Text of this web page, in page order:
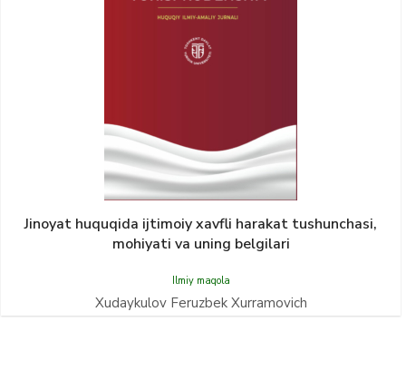
Jinoyat huquqida ijtimoiy xavfli harakat tushunchasi,
mohiyati va uning belgilari
Ilmiy maqola
Xudaykulov Feruzbek Xurramovich